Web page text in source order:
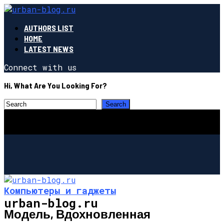
AUTHORS LIST
HOME
LATEST NEWS
Connect with us
Hi, What Are You Looking For?
urban-blog.ru
Компьютеры и гаджеты
Модель, Вдохновленная